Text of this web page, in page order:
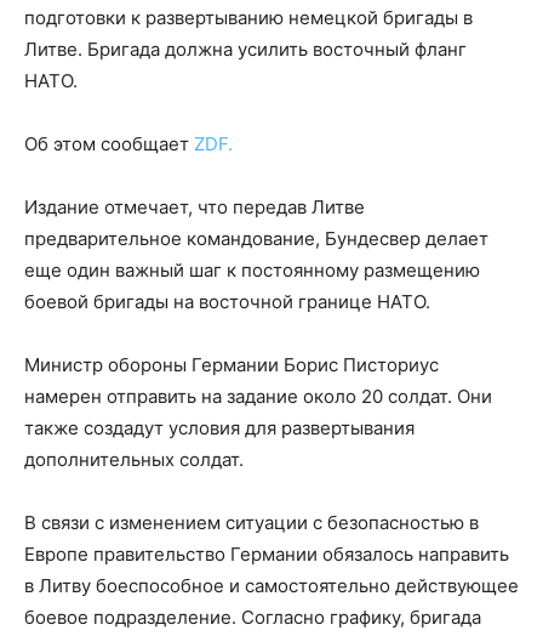
подготовки к развертыванию немецкой бригады в
Литве. Бригада должна усилить восточный фланг
НАТО.
Об этом сообщает ZDF.
Издание отмечает, что передав Литве
предварительное командование, Бундесвер делает
еще один важный шаг к постоянному размещению
боевой бригады на восточной границе НАТО.
Министр обороны Германии Борис Писториус
намерен отправить на задание около 20 солдат. Они
также создадут условия для развертывания
дополнительных солдат.
В связи с изменением ситуации с безопасностью в
Европе правительство Германии обязалось направить
в Литву боеспособное и самостоятельно действующее
боевое подразделение. Согласно графику, бригада